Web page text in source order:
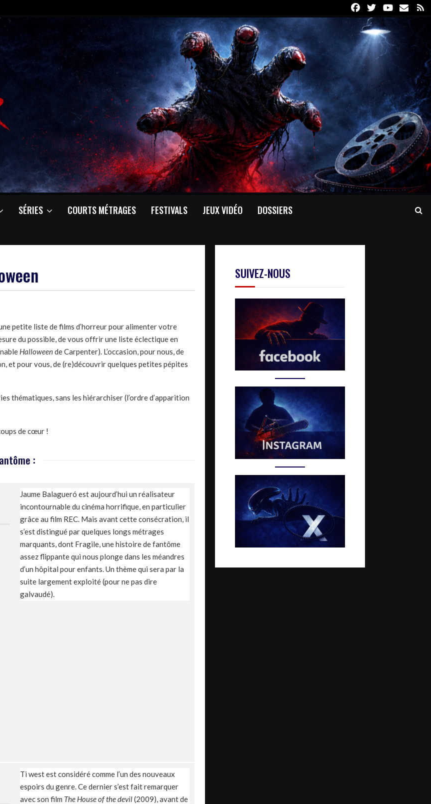
FacebookTwitterYoutube
Email
SÉRIES COURTS MÉTRAGES FESTIVALS JEUX VIDÉO DOSSIERS
petite liste de films d’horreur pour alimenter votre
du possible, de vous offrir une liste éclectique en
Halloweende Carpenter). L’occasion, pour nous, de
et pour vous, de (re)découvrir quelques petites pépites
thématiques, sans les hiérarchiser (l’ordre d’apparition
de cœur !
:
Jaume Balagueró est aujourd’hui un réalisateur
incontournable du cinéma horrifique, en particulier
grâce au film REC. Mais avant cette consécration, il
s’est distingué par quelques longs métrages
marquants, dont Fragile, une histoire de fantôme
assez flippante qui nous plonge dans les méandres
d’un hôpital pour enfants. Un thème qui sera par la
suite largement exploité (pour ne pas dire
galvaudé).
Ti west est considéré comme l’un des nouveaux
espoirs du genre. Ce dernier s’est fait remarquer
avec son film The House of the devil(2009), avant de
SUIVEZ-NOUS